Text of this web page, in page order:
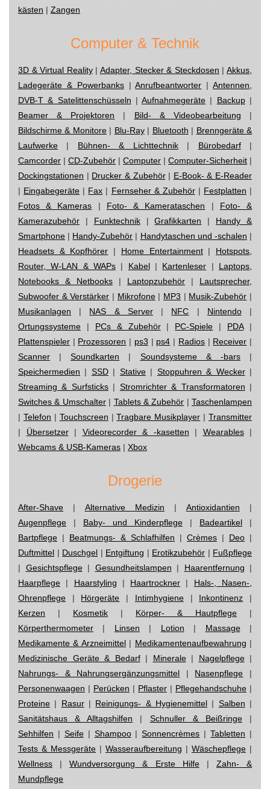
kästen | Zangen
Computer & Technik
3D & Virtual Reality|Adapter, Stecker & Steckdosen |Akkus,
Ladegeräte & Powerbanks|Anrufbeantworter |Antennen,
DVB-T & Satelittenschüsseln |Aufnahmegeräte | Backup|
Beamer & Projektoren | Bild- & Videobearbeitung |
Bildschirme & Monitore| Blu-Ray| Bluetooth | Brenngeräte &
Laufwerke | Bühnen- & Lichttechnik| Bürobedarf|
Camcorder | CD-Zubehör | Computer | Computer-Sicherheit |
Dockingstationen | Drucker & Zubehör| E-Book- & E-Reader
| Eingabegeräte | Fax | Fernseher & Zubehör| Festplatten |
Fotos & Kameras | Foto- & Kamerataschen | Foto- &
Kamerazubehör | Funktechnik|Grafikkarten | Handy &
Smartphone | Handy-Zubehör | Handytaschen und -schalen |
Headsets & Kopfhörer | Home Entertainment| Hotspots,
Router, W-LAN & WAPs | Kabel| Kartenleser | Laptops,
Notebooks & Netbooks | Laptopzubehör | Lautsprecher,
Subwoofer & Verstärker | Mikrofone| MP3 | Musik-Zubehör |
Musikanlagen | NAS & Server| NFC | Nintendo|
Ortungssysteme | PCs & Zubehör| PC-Spiele | PDA|
Plattenspieler | Prozessoren | ps3 | ps4 | Radios| Receiver |
Scanner |Soundkarten | Soundsysteme & -bars|
Speichermedien | SSD| Stative| Stoppuhren & Wecker|
Streaming & Surfsticks| Stromrichter & Transformatoren |
Switches & Umschalter| Tablets & Zubehör | Taschenlampen
| Telefon | Touchscreen |Tragbare Musikplayer | Transmitter
| Übersetzer| Videorecorder & -kasetten | Wearables|
Webcams & USB-Kameras | Xbox
Drogerie
After-Shave | Alternative Medizin | Antioxidantien |
Augenpflege | Baby- und Kinderpflege | Badeartikel |
Bartpflege | Beatmungs- & Schlafhilfen | Crèmes | Deo |
Duftmittel | Duschgel | Entgiftung | Erotikzubehör | Fußpflege
| Gesichtspflege| Gesundheitslampen | Haarentfernung |
Haarpflege | Haarstyling | Haartrockner | Hals-, Nasen-,
Ohrenpflege | Hörgeräte | Intimhygiene| Inkontinenz |
Kerzen | Kosmetik | Körper- & Hautpflege |
Körperthermometer | Linsen | Lotion | Massage|
Medikamente & Arzneimittel| Medikamentenaufbewahrung |
Medizinische Geräte & Bedarf| Minerale| Nagelpflege|
Nahrungs- & Nahrungsergänzungsmittel | Nasenpflege |
Personenwaagen | Perücken | Pflaster | Pflegehandschuhe |
Proteine | Rasur| Reinigungs- & Hygienemittel | Salben |
Sanitätshaus & Alltagshilfen | Schnuller & Beißringe|
Sehhilfen | Seife| Shampoo|Sonnencrèmes |Tabletten |
Tests & Messgeräte | Wasseraufbereitung | Wäschepflege |
Wellness |Wundversorgung & Erste Hilfe| Zahn- &
Mundpflege